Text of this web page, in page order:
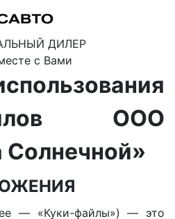
ДИЛЕР
с Вами
ООО
Солнечной»
— «Куки-файлы») — это